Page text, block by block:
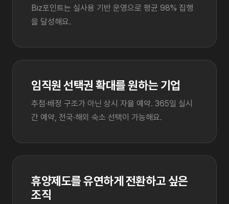
Biz포인트는 실사용 기반 운영으로 평균 98% 집행
을 달성해요.
임직원 선택권 확대를 원하는 기업
추첨·배정 구조가 아닌 상시 자율 예약. 365일 실시
간 예약, 전국·해외 숙소 선택이 가능해요.
휴양제도를 유연하게 전환하고 싶은
조직